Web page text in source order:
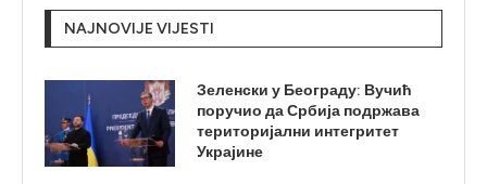
NAJNOVIJE VIJESTI
Зеленски у Београду: Вучић
поручио да Србија подржава
територијални интегритет
Украјине